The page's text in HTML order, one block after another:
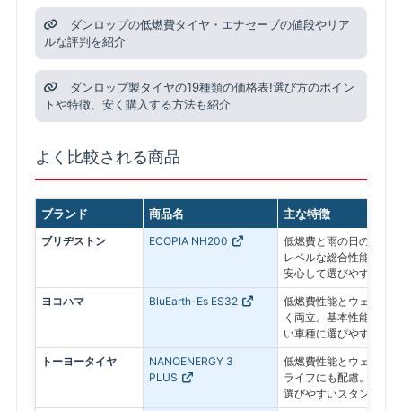
ダンロップの低燃費タイヤ・エナセーブの値段やリア
ルな評判を紹介
ダンロップ製タイヤの19種類の価格表!選び方のポイン
トや特徴、安く購入する方法も紹介
よく比較される商品
ブランド 商品名 主な特徴
ブリヂストン ECOPIA NH200
低燃費と雨の日の安全
レベルな総合性能で、
安心して選びやすい低
ヨコハマ BluEarth-Es ES32
低燃費性能とウェット
く両立。基本性能をし
い車種に選びやすいス
トーヨータイヤ
NANOENERGY 3
PLUS
低燃費性能とウェット
ライフにも配慮。経済
選びやすいスタンダー